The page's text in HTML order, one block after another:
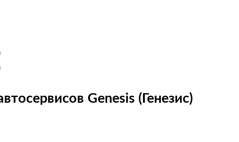
Genesis (Генезис)